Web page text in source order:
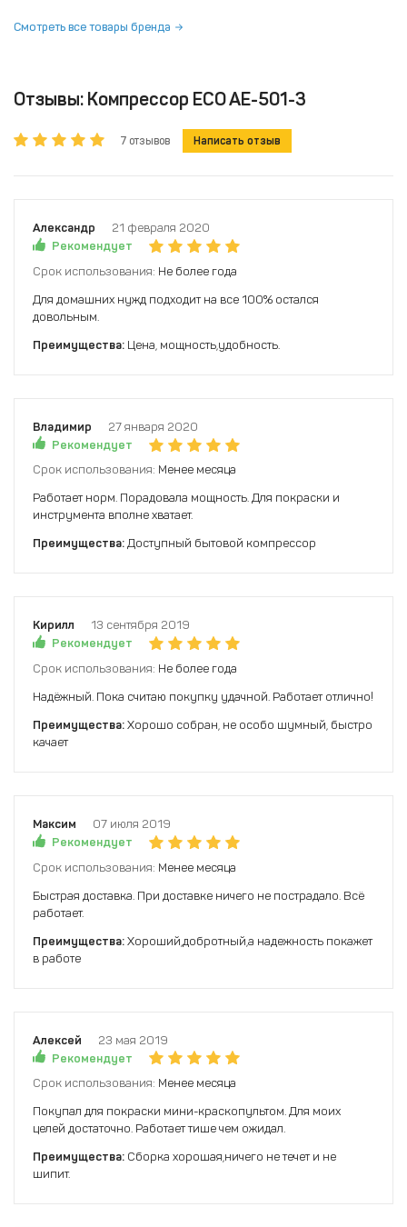
Смотреть все товары бренда
Отзывы: Компрессор ECO AE-501-3
7 отзывов Написать отзыв
Александр
21 февраля 2020
Рекомендует
Срок использования: Не более года
Для домашних нужд подходит на все 100% остался
довольным.
Преимущества: Цена, мощность,удобность.
Владимир
27 января 2020
Рекомендует
Срок использования: Менее месяца
Работает норм. Порадовала мощность. Для покраски и
инструмента вполне хватает.
Преимущества: Доступный бытовой компрессор
Кирилл
13 сентября 2019
Рекомендует
Срок использования: Не более года
Надёжный. Пока считаю покупку удачной. Работает отлично!
Преимущества: Хорошо собран, не особо шумный, быстро
качает
Максим
07 июля 2019
Рекомендует
Срок использования: Менее месяца
Быстрая доставка. При доставке ничего не пострадало. Всё
работает.
Преимущества: Хороший,добротный,а надежность покажет
в работе
Алексей
23 мая 2019
Рекомендует
Срок использования: Менее месяца
Покупал для покраски мини-краскопультом. Для моих
целей достаточно. Работает тише чем ожидал.
Преимущества: Сборка хорошая,ничего не течет и не
шипит.